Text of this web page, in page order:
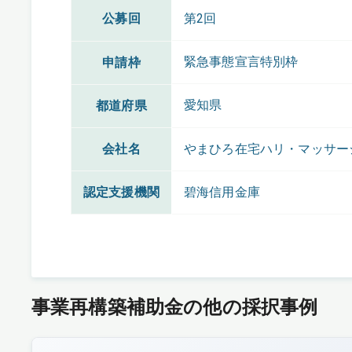
公募回 第2回
申請枠 緊急事態宣言特別枠
都道府県 愛知県
会社名 やまひろ在宅ハリ・マッサ
認定支援機関 碧海信用金庫
事業再構築補助金の他の採択事例